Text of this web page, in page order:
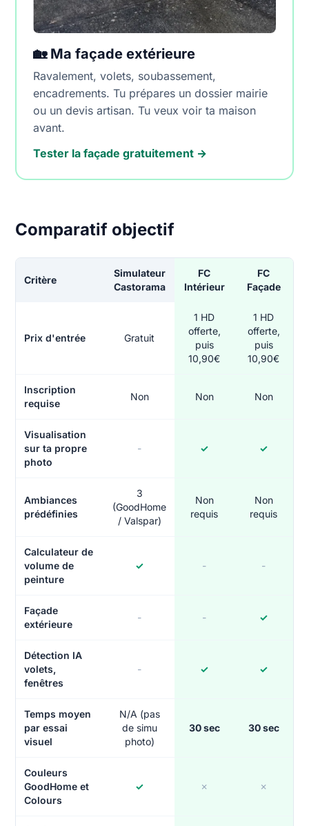
🏡 Ma façade extérieure
Ravalement, volets, soubassement,
encadrements. Tu prépares un dossier mairie
ou un devis artisan. Tu veux voir ta maison
avant.
Tester la façade gratuitement →
Comparatif objectif
Critère
Simulateur
Castorama
FC
Intérieur
FC
Façade
Prix d'entrée Gratuit
1 HD
offerte,
puis
10,90€
1 HD
offerte,
puis
10,90€
Inscription
requise
Non Non Non
Visualisation
sur ta propre
photo
- ✓ ✓
Ambiances
prédéfinies
3
(GoodHome
/ Valspar)
Non
requis
Non
requis
Calculateur de
volume de
peinture
✓ - -
Façade
extérieure
- - ✓
Détection IA
volets,
fenêtres
- ✓ ✓
Temps moyen
par essai
visuel
N/A (pas
de simu
photo)
30 sec 30 sec
Couleurs
GoodHome et
Colours
✓ ✗ ✗